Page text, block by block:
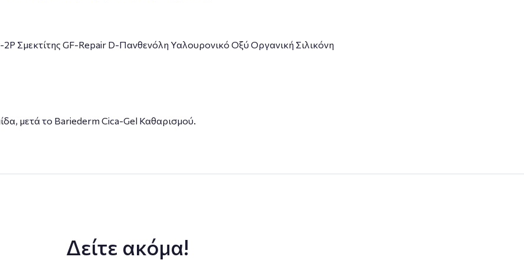
Σμεκτίτης GF-Repair D-Πανθενόλη Υαλουρονικό Οξύ Οργανική Σιλικόνη
μετά το Bariederm Cica-Gel Καθαρισμού.
Δείτε ακόμα!